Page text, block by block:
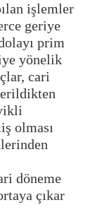
işlemler
geriye
prim
yönelik
cari
olması
döneme
çıkar